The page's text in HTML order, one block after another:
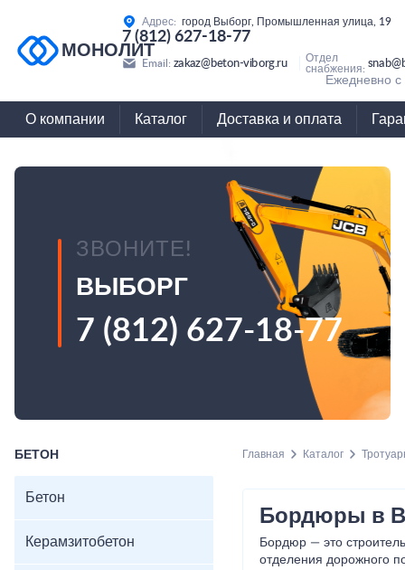
МОНОЛИТ
Адрес: город Выборг, Промышленная улица, 19
7 (812) 627-18-77
Email: zakaz@beton-viborg.ru
Отдел
снабжения:
Ежедневно
О компании Каталог Доставка и оплата
ЗВОНИТЕ!
ВЫБОРГ
7 (812) 627-18-77
БЕТОН
Бетон
Керамзитобетон
Главная Каталог
Бордюры в
Бордюр — это
отделения дорожного